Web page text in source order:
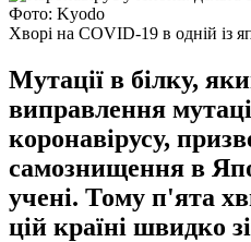
Фото: Kyodo
Хворі на COVID-19 в одній із
Мутації в білку,
виправлення
коронавірусу,
самознищення в
учені. Тому п'ята
цій країні швидко